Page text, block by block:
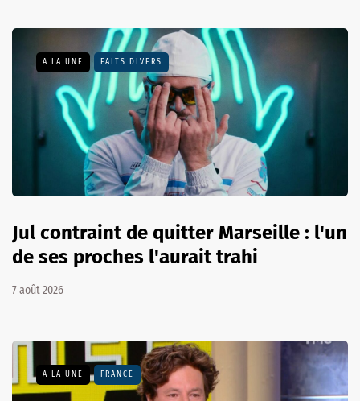
A LA UNE FAITS DIVERS
Jul contraint de quitter Marseille : l'un
de ses proches l'aurait trahi
7 août 2026
A LA UNE FRANCE